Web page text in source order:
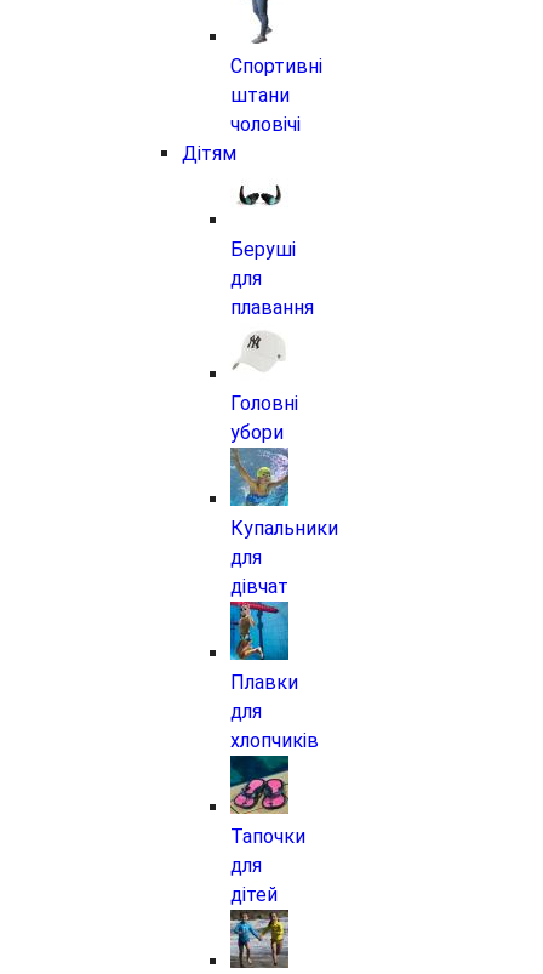
Спортивні
штани
чоловічі
Дітям
Беруші
для
плавання
Головні
убори
Купальники
для
дівчат
Плавки
для
хлопчиків
Тапочки
для
дітей